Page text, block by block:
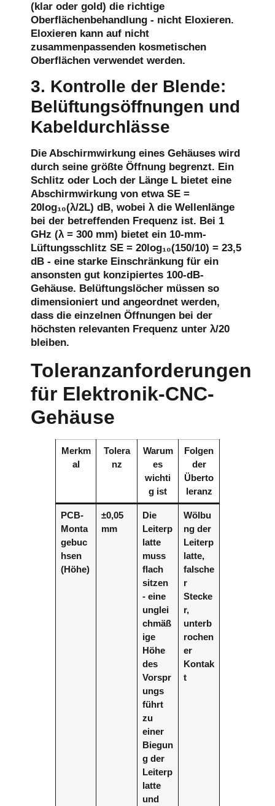
(klar oder gold) die richtige
Oberflächenbehandlung - nicht Eloxieren.
Eloxieren kann auf nicht
zusammenpassenden kosmetischen
Oberflächen verwendet werden.
3. Kontrolle der Blende:
Belüftungsöffnungen und
Kabeldurchlässe
Die Abschirmwirkung eines Gehäuses wird
durch seine größte Öffnung begrenzt. Ein
Schlitz oder Loch der Länge L bietet eine
Abschirmwirkung von etwa SE =
20log₁₀(λ/2L) dB, wobei λ die Wellenlänge
bei der betreffenden Frequenz ist. Bei 1
GHz (λ = 300 mm) bietet ein 10-mm-
Lüftungsschlitz SE = 20log₁₀(150/10) = 23,5
dB - eine starke Einschränkung für ein
ansonsten gut konzipiertes 100-dB-
Gehäuse. Belüftungslöcher müssen so
dimensioniert und angeordnet werden,
dass die einzelnen Öffnungen bei der
höchsten relevanten Frequenz unter λ/20
bleiben.
Toleranzanforderungen
für Elektronik-CNC-
Gehäuse
Merkm
al
Tolera
nz
Warum
es
wichti
g ist
Folgen
der
Überto
leranz
PCB-
Monta
gebuc
hsen
(Höhe)
±0,05
mm
Die
Leiterp
latte
muss
flach
sitzen
- eine
unglei
chmäß
ige
Höhe
des
Vorspr
ungs
führt
zu
einer
Biegun
g der
Leiterp
latte
und
Wölbu
ng der
Leiterp
latte,
falsche
r
Stecke
r,
unterb
rochen
er
Kontak
t